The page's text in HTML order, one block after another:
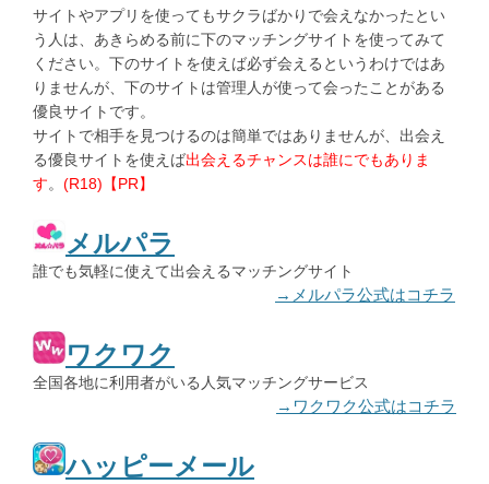
サイトやアプリを使ってもサクラばかりで会えなかったとい
う人は、あきらめる前に下のマッチングサイトを使ってみて
ください。下のサイトを使えば必ず会えるというわけではあ
りませんが、下のサイトは管理人が使って会ったことがある
優良サイトです。
サイトで相手を見つけるのは簡単ではありませんが、出会え
る優良サイトを使えば出会えるチャンスは誰にでもありま
す。 (R18)【PR】
メルパラ
誰でも気軽に使えて出会えるマッチングサイト
→メルパラ公式はコチラ
ワクワク
全国各地に利用者がいる人気マッチングサービス
→ワクワク公式はコチラ
ハッピーメール